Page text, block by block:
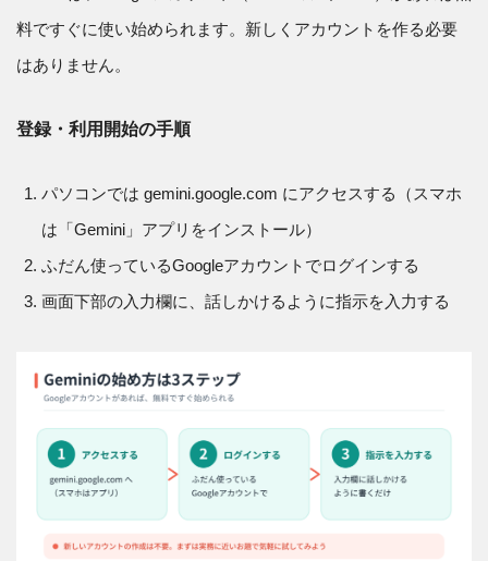
料ですぐに使い始められます。新しくアカウントを作る必要
はありません。
登録・利用開始の手順
パソコンでは gemini.google.com にアクセスする（スマホ
は「Gemini」アプリをインストール）
ふだん使っているGoogleアカウントでログインする
画面下部の入力欄に、話しかけるように指示を入力する